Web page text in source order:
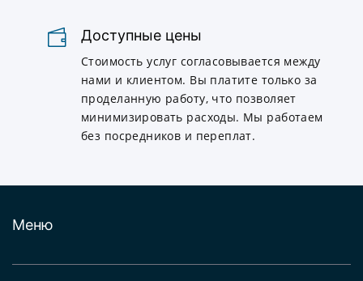
Доступные цены
Стоимость услуг согласовывается между
нами и клиентом. Вы платите только за
проделанную работу, что позволяет
минимизировать расходы. Мы работаем
без посредников и переплат.
Меню